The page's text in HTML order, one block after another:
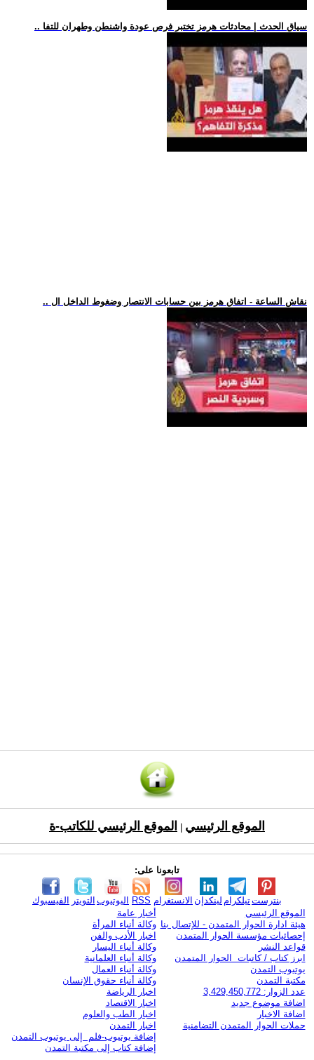
.. سياق الحدث | محادثات هرمز تختبر فرص عودة واشنطن وطهران للتفا
.. نقاش الساعة - اتفاق هرمز بين حسابات الانتصار وضغوط الداخل ال
الموقع الرئيسي الموقع الرئيسي للكاتب-ة
تابعونا على:
الفيسبوك التويتر اليوتيوب RSS الانستغرام لينكدإن تيلكرامبنترست
الموقع الرئيسي
هيئة ادارة الحوار المتمدن - للإتصال بنا
إحصائيات مؤسسة الحوار المتمدن
قواعد النشر
ابرز كتاب / كاتبات الحوار المتمدن
يوتيوب التمدن
مكتبة التمدن
عدد الزوار: 3,429,450,772
اضافة موضوع جديد
اضافة الاخبار
حملات الحوار المتمدن التضامنية
أخبار عامة
وكالة أنباء المرأة
اخبار الأدب والفن
وكالة أنباء اليسار
وكالة أنباء العلمانية
وكالة أنباء العمال
وكالة أنباء حقوق الإنسان
اخبار الرياضة
اخبار الاقتصاد
اخبار الطب والعلوم
اخبار التمدن
إضافة يوتيوب-فلم إلى يوتيوب التمدن
إضافة كتاب إلى مكتبة التمدن